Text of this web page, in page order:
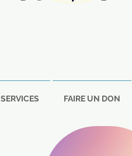
SERVICES FAIRE UN DON